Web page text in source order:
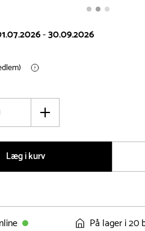
-30.09.2026
Øg
Læg i kurv
På lager i 20